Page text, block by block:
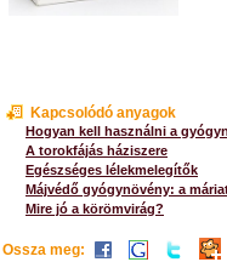
Kapcsolódó anyagok
Hogyan kell használni a
A torokfájás háziszere
Egészséges lélekmelegítők
Májvédő gyógynövény: a
Mire jó a körömvirág?
Ossza meg: